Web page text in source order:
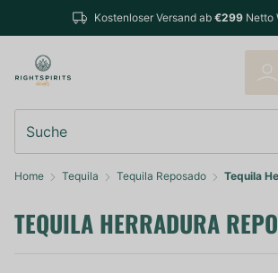
Kostenloser Versand ab €299Netto
Home Tequila Tequila Reposado Tequila
TEQUILA HERRADURA